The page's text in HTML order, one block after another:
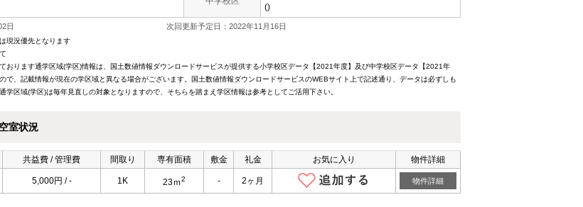
()
日 次回更新予定日：2022年11月16日
現況優先となります
おります通学区域(学区)情報は、国土数値情報ダウンロードサービスが提供する小学校区データ【2021年度】及び中学校区データ【2021年
で、記載情報が現在の学区域と異なる場合がございます。国土数値情報ダウンロードサービスのWEBサイト上で記述通り、データは必ずしも
学区域(学区)は毎年見直しの対象となりますので、そちらを踏まえ学区情報は参考としてご活用下さい。
室状況
共益費 / 管理費 間取り 専有面積 敷金 礼金 お気に入り 物件詳細
5,000円 / - 1K 23ｍ2 - 2ヶ月 物件詳細